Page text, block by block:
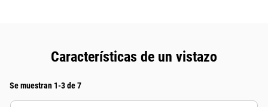
Características de un vistazo
Se muestran 1-3 de 7